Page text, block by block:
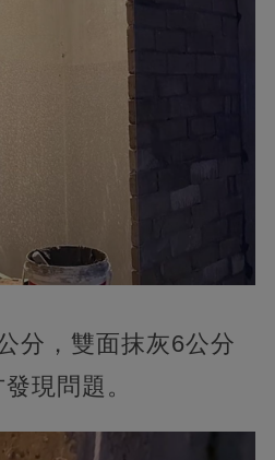
分，雙面抹灰6公分
現問題。